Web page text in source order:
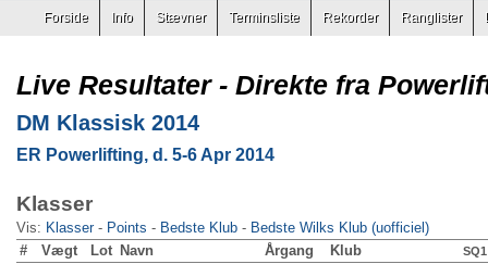
Forside Info Stævner Terminsliste Rekorder Ranglister
Live Resultater - Direkte fra
DM Klassisk 2014
ER Powerlifting, d. 5-6 Apr 2014
Klasser
Vis: Klasser- Points - Bedste Klub - Bedste Wilks Klub (uofficiel)
#
Vægt Lot Navn Årgang Klub SQ1